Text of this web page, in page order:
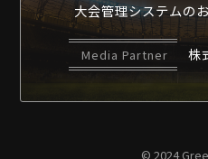
大会管理システムの
Media Partner 株
© 2024